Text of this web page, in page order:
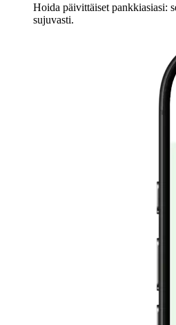
Hoida päivittäiset pankkiasiasi:
sujuvasti.